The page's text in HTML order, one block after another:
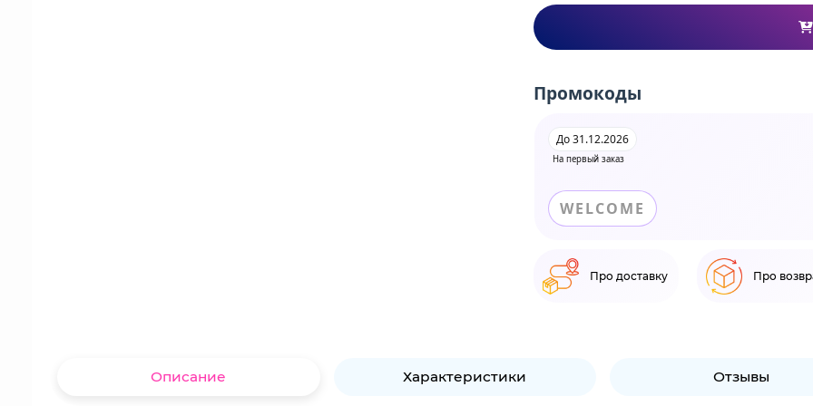
Промокоды
На первый заказ
До 31.12.2026
WELCOME
Про доставку Про
Описание Характеристики Отзывы